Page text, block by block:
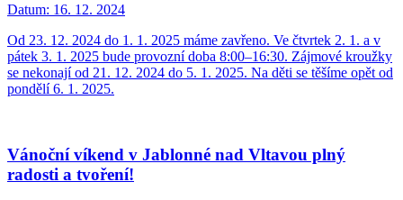
Datum: 16. 12. 2024
Od 23. 12. 2024 do 1. 1. 2025 máme zavřeno. Ve čtvrtek 2. 1. a v
pátek 3. 1. 2025 bude provozní doba 8:00–16:30. Zájmové kroužky
se nekonají od 21. 12. 2024 do 5. 1. 2025. Na děti se těšíme opět od
pondělí 6. 1. 2025.
Vánoční víkend v Jablonné nad Vltavou plný
radosti a tvoření!